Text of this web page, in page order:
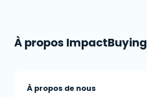
À propos ImpactBuying
À propos de nous